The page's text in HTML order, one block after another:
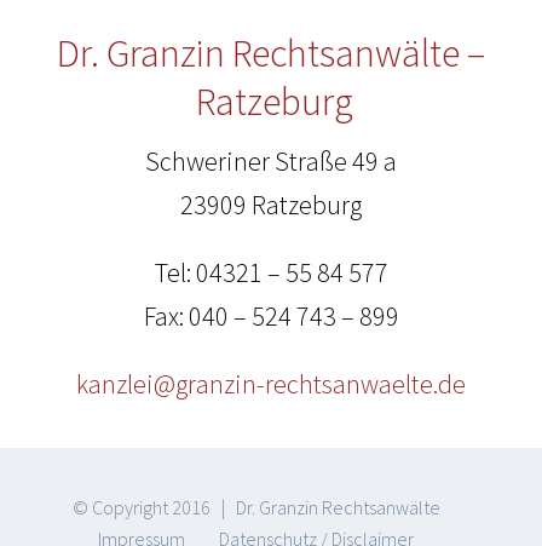
Dr. Granzin Rechtsanwälte –
Ratzeburg
Schweriner Straße 49 a
23909 Ratzeburg
Tel: 04321 – 55 84 577
Fax: 040 – 524 743 – 899
kanzlei@granzin-rechtsanwaelte.de
© Copyright 2016 | Dr. Granzin Rechtsanwälte
Impressum
Datenschutz / Disclaimer